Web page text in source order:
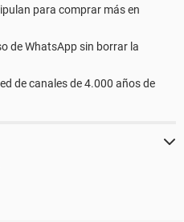
para comprar más en
de WhatsApp sin borrar la
de canales de 4.000 años de